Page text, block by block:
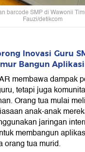
barcode SMP di Wawonii
Fauzi/detikcom
Inovasi Guru
Bangun
membawa dampak
tetapi juga
Orang tua mulai
anak-anak
jaringan
membangun
orang tua murid.